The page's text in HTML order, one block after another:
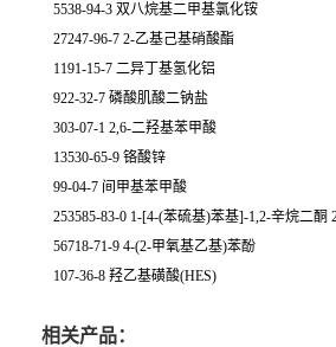
5538-94-3 双八烷基二甲基氯化铵
27247-96-7 2-乙基己基硝酸酯
1191-15-7 二异丁基氢化铝
922-32-7 磷酸肌酸二钠盐
303-07-1 2,6-二羟基苯甲酸
13530-65-9 铬酸锌
99-04-7 间甲基苯甲酸
253585-83-0 1-[4-(苯硫基)苯基]-1,2-辛烷二酮
56718-71-9 4-(2-甲氧基乙基)苯酚
107-36-8 羟乙基磺酸(HES)
相关产品：